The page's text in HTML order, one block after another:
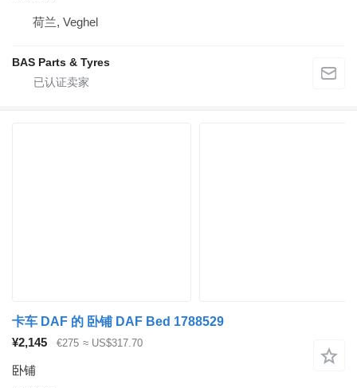
荷兰, Veghel
BAS Parts & Tyres
卡车 DAF 的 卧铺 DAF Bed 1788529
¥2,145
€275 ≈ US$317.70
卧铺